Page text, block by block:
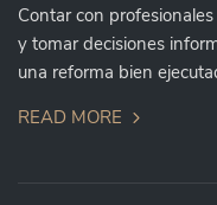
Contar con
y tomar decisiones
una reforma bien
READ MORE